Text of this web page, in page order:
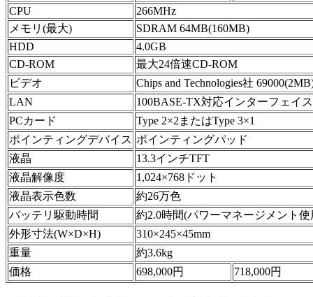
CPU
266MHz
メモリ(最大)
SDRAM 64MB(160MB)
HDD
4.0GB
CD-ROM
最大24倍速CD-ROM
ビデオ
Chips and Technologies社
LAN
100BASE-TX対応インターフェイス
PCカード
Type 2×2またはType 3×1
ポインティングデバイス ポインティングパッド
液晶
13.3インチTFT
液晶解像度
1,024×768ドット
液晶表示色数
約26万色
バッテリ駆動時間
約2.0時間(パワーマネージメント使
外形寸法(W×D×H)
310×245×45mm
重量
約3.6kg
価格
698,000円 718,000円